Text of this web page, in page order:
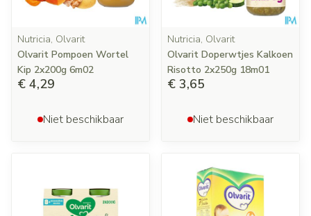
Nutricia, Olvarit
Olvarit Pompoen Wortel
Kip 2x200g 6m02
€ 4,29
Niet beschikbaar
Nutricia, Olvarit
Olvarit Doperwtjes Kalkoen
Risotto 2x250g 18m01
€ 3,65
Niet beschikbaar